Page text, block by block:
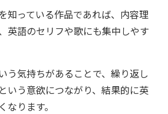
知っている作品であれば、内容理
英語のセリフや歌にも集中しやす
う気持ちがあることで、繰り返し
いう意欲につながり、結果的に英
ります。